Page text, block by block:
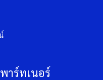
พาร์ทเนอร์